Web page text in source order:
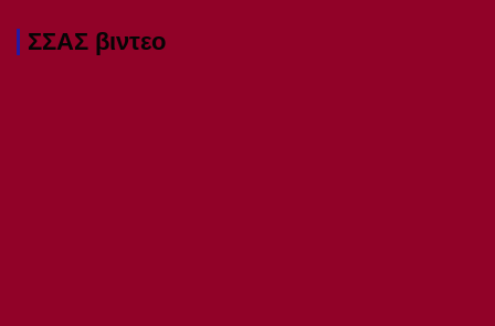
ΣΣΑΣ βιντεο